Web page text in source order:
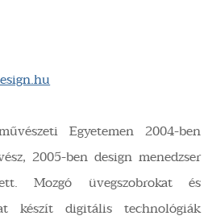
Egyetemen 2004-ben
2005-ben design menedzser
Mozgó üvegszobrokat és
készít digitális technológiák